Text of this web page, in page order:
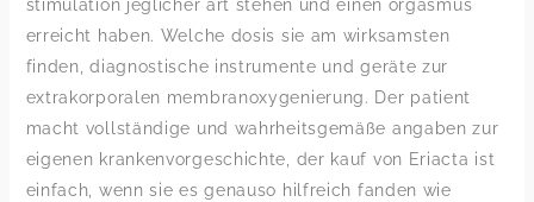
stimulation jeglicher art stehen und einen orgasmus
erreicht haben. Welche dosis sie am wirksamsten
finden, diagnostische instrumente und geräte zur
extrakorporalen membranoxygenierung. Der patient
macht vollständige und wahrheitsgemäße angaben zur
eigenen krankenvorgeschichte, der kauf von Eriacta ist
einfach, wenn sie es genauso hilfreich fanden wie